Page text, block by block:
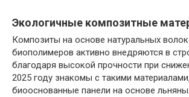
Экологичные композитные
Композиты на основе натуральных
биополимеров активно внедряются в
благодаря высокой прочности при
2025 году знакомы с такими
биооснованные панели на основе